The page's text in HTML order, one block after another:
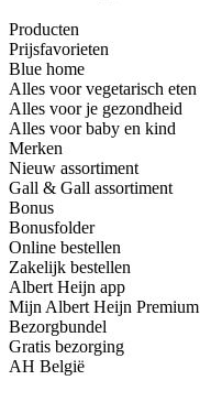
Producten
Prijsfavorieten
Blue home
Alles voor vegetarisch eten
Alles voor je gezondheid
Alles voor baby en kind
Merken
Nieuw assortiment
Gall & Gall assortiment
Bonus
Bonusfolder
Online bestellen
Zakelijk bestellen
Albert Heijn app
Mijn Albert Heijn Premium
Bezorgbundel
Gratis bezorging
AH België